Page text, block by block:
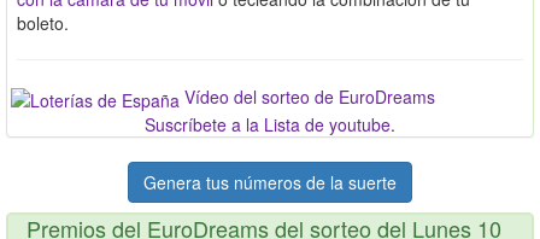
boleto.
Vídeo del sorteo de EuroDreams
Suscríbete a la Lista de youtube.
Genera tus números de la suerte
Premios del EuroDreams del sorteo del Lunes 10